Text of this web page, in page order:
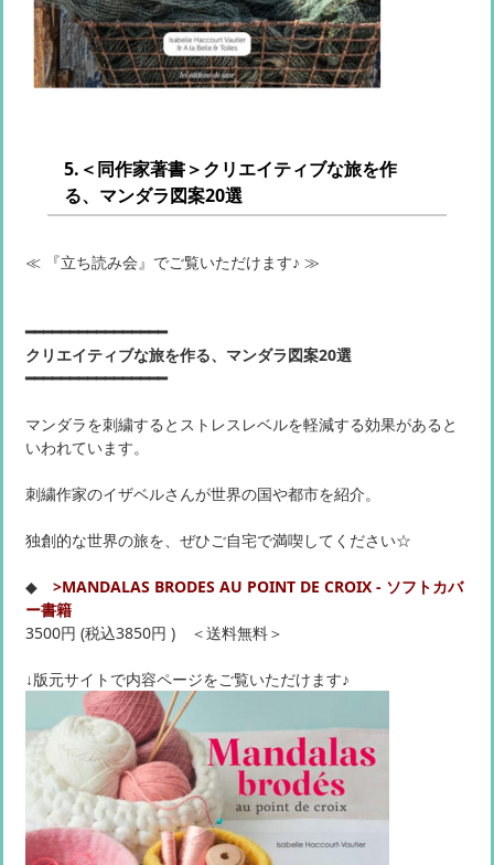
5.＜同作家著書＞クリエイティブな旅を作
る、マンダラ図案20選
≪ 『立ち読み会』でご覧いただけます♪ ≫
━━━━━━━━━━━━━━━━
クリエイティブな旅を作る、マンダラ図案20選
━━━━━━━━━━━━━━━━
マンダラを刺繍するとストレスレベルを軽減する効果があると
いわれています。
刺繍作家のイザベルさんが世界の国や都市を紹介。
独創的な世界の旅を、ぜひご自宅で満喫してください☆
◆ >MANDALAS BRODES AU POINT DE CROIX - ソフトカバ
ー書籍
3500円 (税込3850円 ) ＜送料無料＞
↓版元サイトで内容ページをご覧いただけます♪